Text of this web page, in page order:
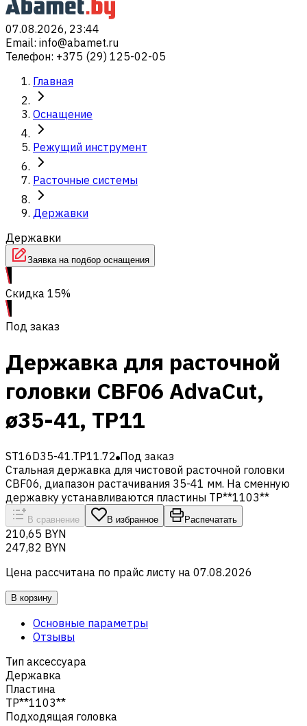
07.08.2026, 23:44
Email: info@abamet.ru
Телефон: +375 (29) 125-02-05
Главная
Оснащение
Режущий инструмент
Расточные системы
Державки
Державки
Заявка на подбор оснащения
Скидка 15%
Под заказ
Державка для расточной
головки CBF06 AdvaCut,
ø35-41, TP11
ST16D35-41.TP11.72 Под заказ
Стальная державка для чистовой расточной головки
CBF06, диапазон растачивания 35-41 мм. На сменную
державку устанавливаются пластины TP**1103**
В сравнение В избранное Распечатать
210,65 BYN
247,82 BYN
Цена рассчитана по прайс листу на 07.08.2026
В корзину
Основные параметры
Отзывы
Тип аксессуара
Державка
Пластина
TP**1103**
Подходящая головка